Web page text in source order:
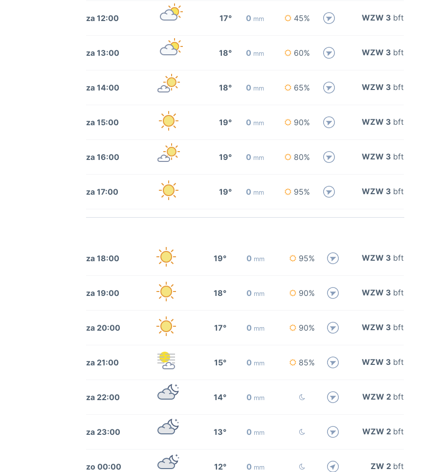
za 12:00 17° 0 mm 45% WZW 3 bft
za 13:00 18° 0 mm 60% WZW 3 bft
za 14:00 18° 0 mm 65% WZW 3 bft
za 15:00 19° 0 mm 90% WZW 3 bft
za 16:00 19° 0 mm 80% WZW 3 bft
za 17:00 19° 0 mm 95% WZW 3 bft
za 18:00 19° 0 mm 95% WZW 3 bft
za 19:00 18° 0 mm 90% WZW 3 bft
za 20:00 17° 0 mm 90% WZW 3 bft
za 21:00 15° 0 mm 85% WZW 3 bft
za 22:00 14° 0 mm WZW 2 bft
za 23:00 13° 0 mm WZW 2 bft
zo 00:00 12° 0 mm ZW 2 bft